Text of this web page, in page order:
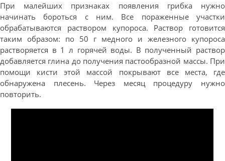
При малейших признаках появления грибка нужно
начинать бороться с ним. Все пораженные участки
обрабатываются раствором купороса. Раствор готовится
таким образом: по 50 г медного и железного купороса
растворяется в 1 л горячей воды. В полученный раствор
добавляется глина до получения пастообразной массы. При
помощи кисти этой массой покрывают все места, где
обнаружена плесень. Через месяц процедуру нужно
повторить.